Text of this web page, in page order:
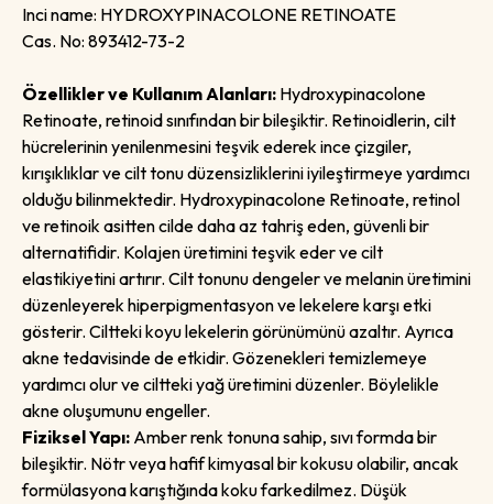
Inci name: HYDROXYPINACOLONE RETINOATE
Cas. No: 893412-73-2
Özellikler ve Kullanım Alanları: Hydroxypinacolone
Retinoate, retinoid sınıfından bir bileşiktir. Retinoidlerin, cilt
hücrelerinin yenilenmesini teşvik ederek ince çizgiler,
kırışıklıklar ve cilt tonu düzensizliklerini iyileştirmeye yardımcı
olduğu bilinmektedir. Hydroxypinacolone Retinoate, retinol
ve retinoik asitten cilde daha az tahriş eden, güvenli bir
alternatifidir. Kolajen üretimini teşvik eder ve cilt
elastikiyetini artırır. Cilt tonunu dengeler ve melanin üretimini
düzenleyerek hiperpigmentasyon ve lekelere karşı etki
gösterir. Ciltteki koyu lekelerin görünümünü azaltır. Ayrıca
akne tedavisinde de etkidir. Gözenekleri temizlemeye
yardımcı olur ve ciltteki yağ üretimini düzenler. Böylelikle
akne oluşumunu engeller.
Fiziksel Yapı: Amber renk tonuna sahip, sıvı formda bir
bileşiktir. Nötr veya hafif kimyasal bir kokusu olabilir, ancak
formülasyona karıştığında koku farkedilmez. Düşük